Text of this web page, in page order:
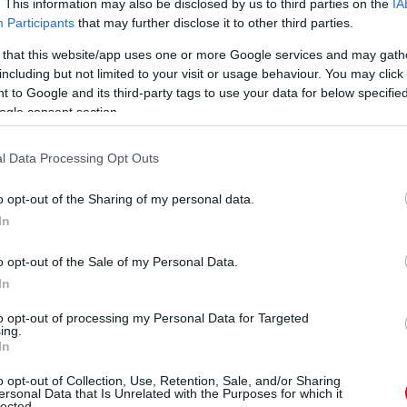
This information may also be disclosed by us to third parties on the
Participants that may further disclose it to other third parties.
that this website/app uses one or more Google services and may
but not limited to your visit or usage behaviour. You may
to Google and its third-party tags to use your data for below
consent section.
Data Processing Opt Outs
opt-out of the Sharing of my personal data.
opt-out of the Sale of my Personal Data.
opt-out of processing my Personal Data for Targeted
opt-out of Collection, Use, Retention, Sale, and/or Sharing
Data that Is Unrelated with the Purposes for which it
a McLarennél, nem borítaná fel
podcastben David Coultharddal beszélgetve
csapatfőnöke – korábbi csapattársa, a podcast egyik
Max Verstappent, ha esélye nyílna rá.
a piacon. De amit mindig látok a McLarennél, az az, hogy